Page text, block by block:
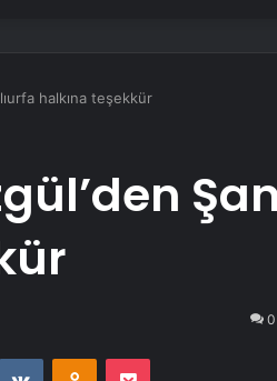
halkına teşekkür
0
VKontakteOdnoklassniki
Pocket